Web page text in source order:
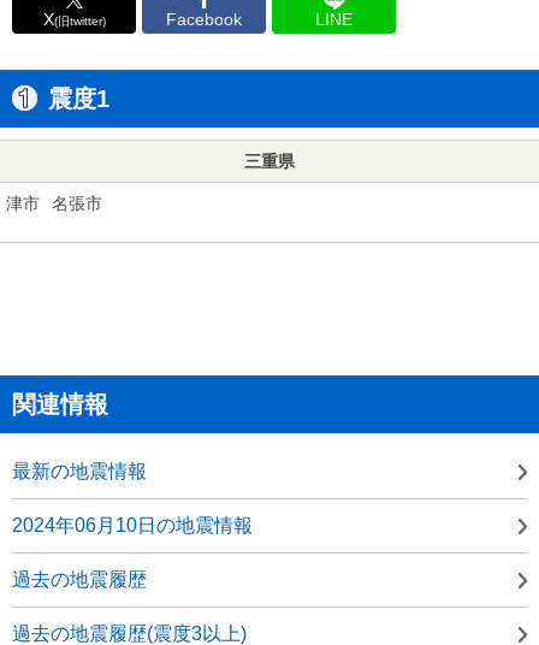
X(旧twitter) Facebook LINE
震度1
三重県
津市 名張市
関連情報
最新の地震情報
2024年06月10日の地震情報
過去の地震履歴
過去の地震履歴(震度3以上)